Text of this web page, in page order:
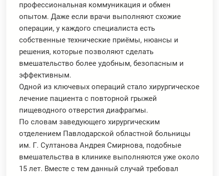
профессиональная коммуникация и обмен
опытом. Даже если врачи выполняют схожие
операции, у каждого специалиста есть
собственные технические приёмы, нюансы и
решения, которые позволяют сделать
вмешательство более удобным, безопасным и
эффективным.
Одной из ключевых операций стало хирургическое
лечение пациента с повторной грыжей
пищеводного отверстия диафрагмы.
По словам заведующего хирургическим
отделением Павлодарской областной больницы
им. Г. Султанова Андрея Смирнова, подобные
вмешательства в клинике выполняются уже около
15 лет. Вместе с тем данный случай требовал